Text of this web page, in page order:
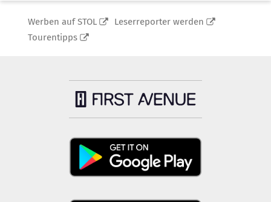
Werben auf STOL
Leserreporter werden
Tourentipps